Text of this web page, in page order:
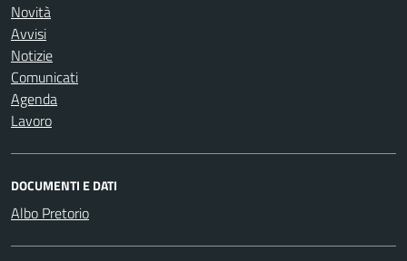
Novità
Avvisi
Notizie
Comunicati
Agenda
Lavoro
DOCUMENTI E DATI
Albo Pretorio